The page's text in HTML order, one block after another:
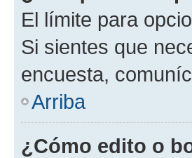
El límite para
Si sientes que
encuesta,
Arriba
¿Cómo edito o